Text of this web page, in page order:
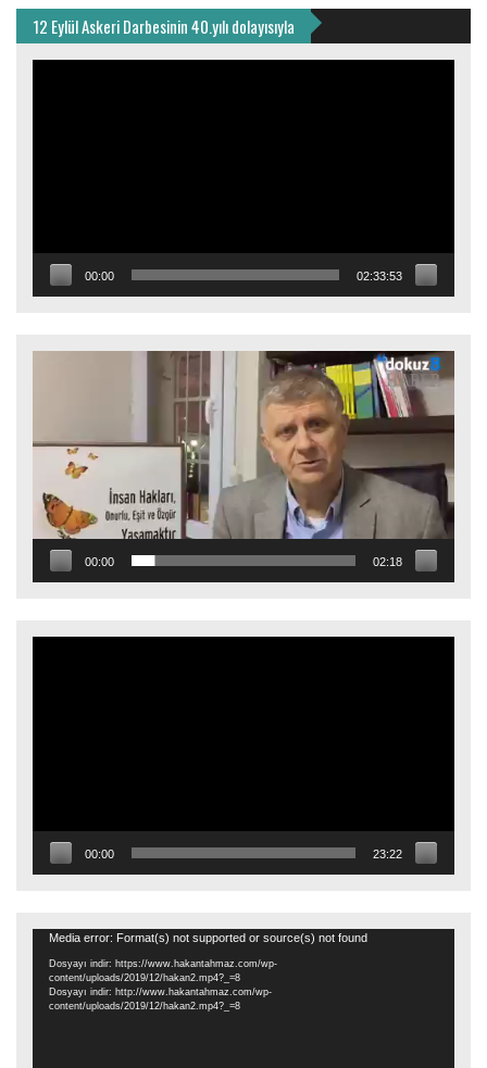
12 Eylül Askeri Darbesinin 40.yılı dolayısıyla
00:00 02:33:53
00:00 02:18
00:00 23:22
Video
oynatıcı
Media error: Format(s) not supported or source(s) not found
Dosyayı indir: https://www.hakantahmaz.com/wp-
content/uploads/2019/12/hakan2.mp4?_=8
Dosyayı indir: http://www.hakantahmaz.com/wp-
content/uploads/2019/12/hakan2.mp4?_=8